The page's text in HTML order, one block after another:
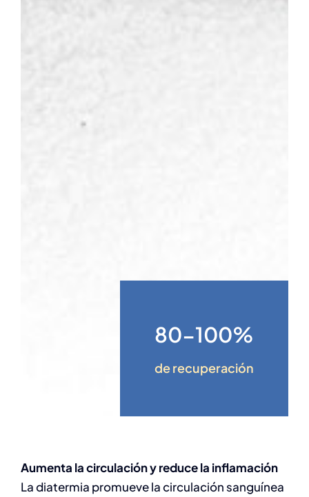
80-100%
de recuperación
Aumenta la circulación y reduce la inflamación
La diatermia promueve la circulación sanguínea